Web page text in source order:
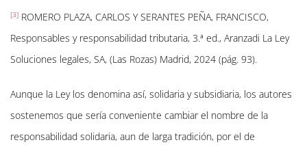
[3] ROMERO PLAZA, CARLOS Y SERANTES PEÑA, FRANCISCO,
Responsables y responsabilidad tributaria, 3.ª ed., Aranzadi La Ley
Soluciones legales, SA, (Las Rozas) Madrid, 2024 (pág. 93).
Aunque la Ley los denomina así, solidaria y subsidiaria, los autores
sostenemos que sería conveniente cambiar el nombre de la
responsabilidad solidaria, aun de larga tradición, por el de